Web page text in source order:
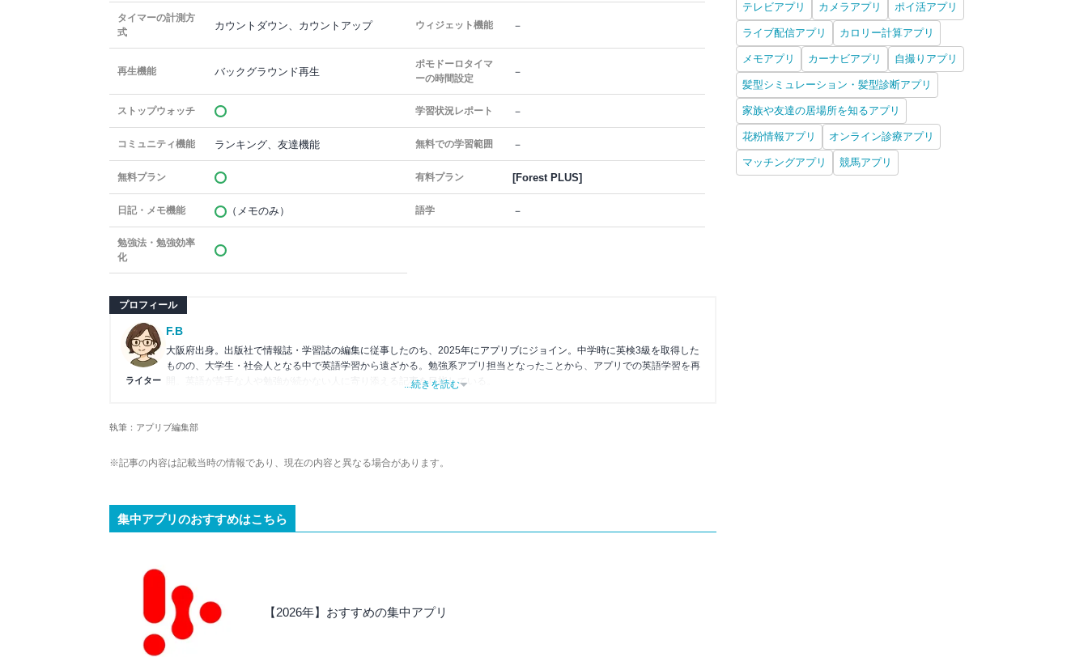
タイマーの計測方
式
カウントダウン、カウントアップ ウィジェット機能 －
再生機能 バックグラウンド再生
ポモドーロタイマ
ーの時間設定
－
ストップウォッチ 学習状況レポート －
コミュニティ機能 ランキング、友達機能 無料での学習範囲 －
無料プラン 有料プラン [Forest PLUS]
日記・メモ機能 （メモのみ） 語学 －
勉強法・勉強効率
化
プロフィール
ライター
F.B
大阪府出身。出版社で情報誌・学習誌の編集に従事したのち、2025年にアプリブにジョイン。中学時に英検3級を取得した
ものの、大学生・社会人となる中で英語学習から遠ざかる。勉強系アプリ担当となったことから、アプリでの英語学習を再
開。英語が苦手な人や勉強が続かない人に寄り添える記事を目指している。
...続きを読む
執筆：アプリブ編集部
※記事の内容は記載当時の情報であり、現在の内容と異なる場合があります。
集中アプリのおすすめはこちら
【2026年】おすすめの集中アプリ
テレビアプリ カメラアプリ ポイ活アプリ
ライブ配信アプリ カロリー計算アプリ
メモアプリ カーナビアプリ 自撮りアプリ
髪型シミュレーション・髪型診断アプリ
家族や友達の居場所を知るアプリ
花粉情報アプリ オンライン診療アプリ
マッチングアプリ 競馬アプリ